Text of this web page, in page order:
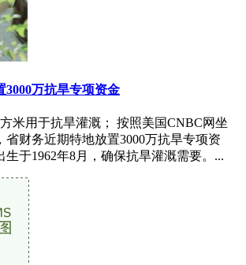
3000万抗旱专项资金
米用于抗旱灌溉； 按照美国CNBC网坐
省财务近期特地放置3000万抗旱专项资
生于1962年8月，确保抗旱灌溉需要。...